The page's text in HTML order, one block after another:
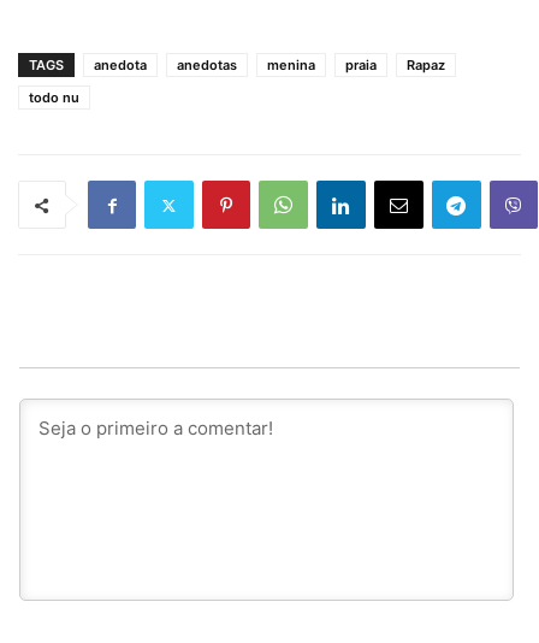
TAGS anedota anedotas menina praia
Rapaz
todo nu